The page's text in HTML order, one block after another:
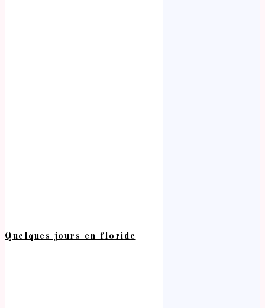
Quelques jours en floride